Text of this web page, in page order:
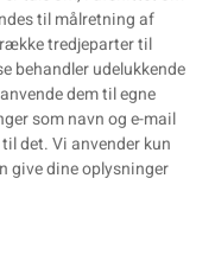
til målretning af
tredjeparter til
behandler udelukkende
dem til egne
som navn og e-mail
det. Vi anvender kun
give dine oplysninger